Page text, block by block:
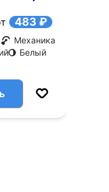
483 ₽
Механика
Белый